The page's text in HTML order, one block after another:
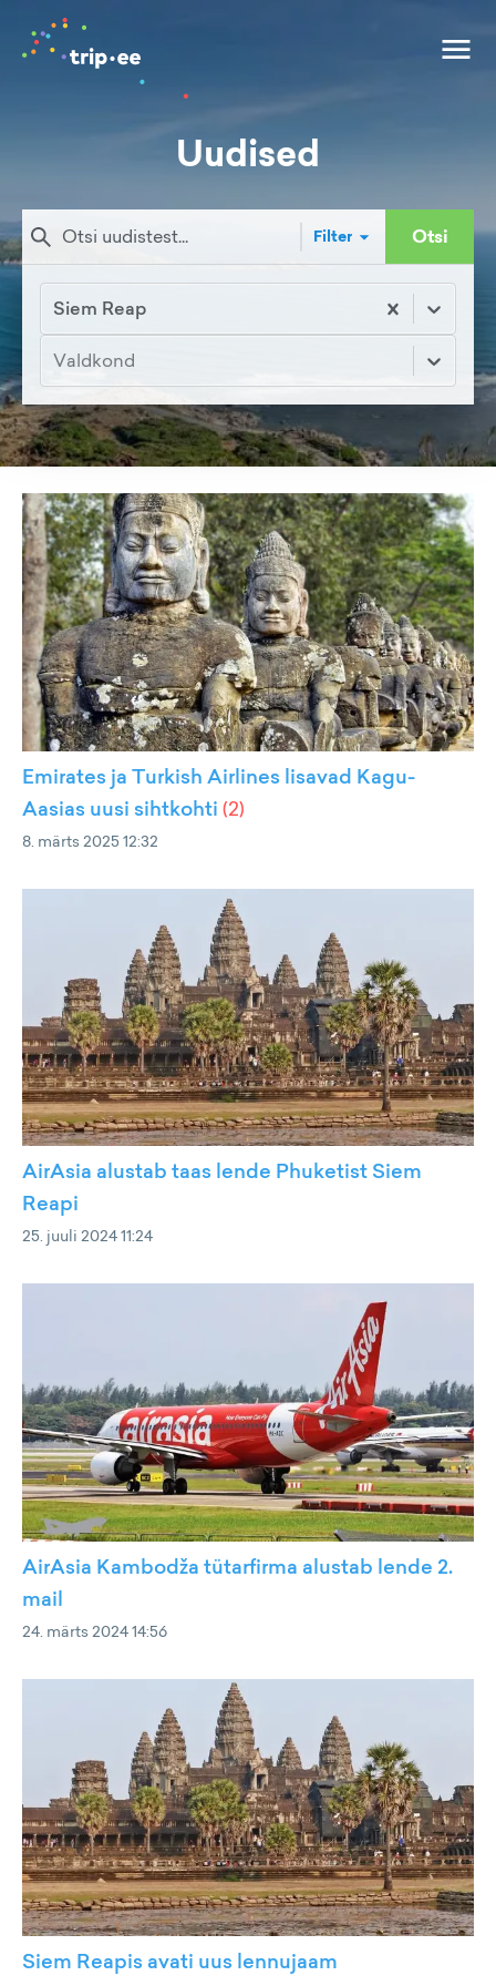
Uudised
Filter Otsi
Siem Reap
Valdkond
Emirates ja Turkish Airlines lisavad Kagu-
Aasias uusi sihtkohti (2)
8. märts 2025 12:32
AirAsia alustab taas lende Phuketist Siem
Reapi
25. juuli 2024 11:24
AirAsia Kambodža tütarfirma alustab lende 2.
mail
24. märts 2024 14:56
Siem Reapis avati uus lennujaam